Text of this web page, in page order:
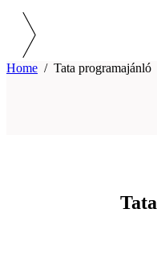
Home / Tata programajánló